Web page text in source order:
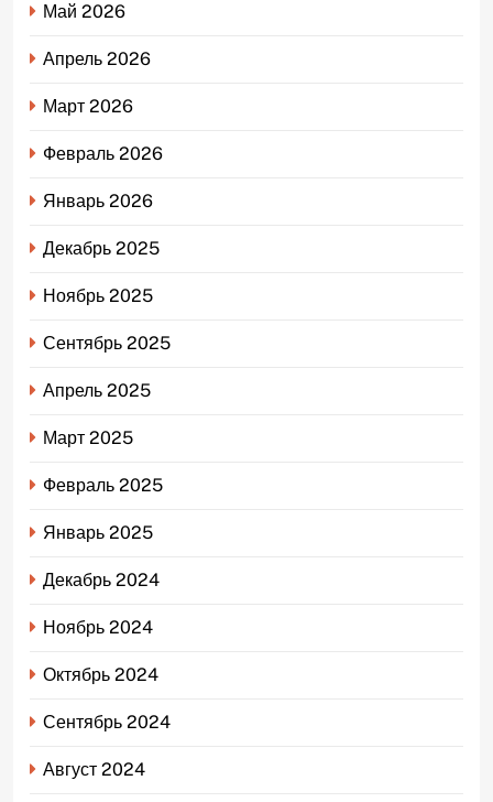
Май 2026
Апрель 2026
Март 2026
Февраль 2026
Январь 2026
Декабрь 2025
Ноябрь 2025
Сентябрь 2025
Апрель 2025
Март 2025
Февраль 2025
Январь 2025
Декабрь 2024
Ноябрь 2024
Октябрь 2024
Сентябрь 2024
Август 2024